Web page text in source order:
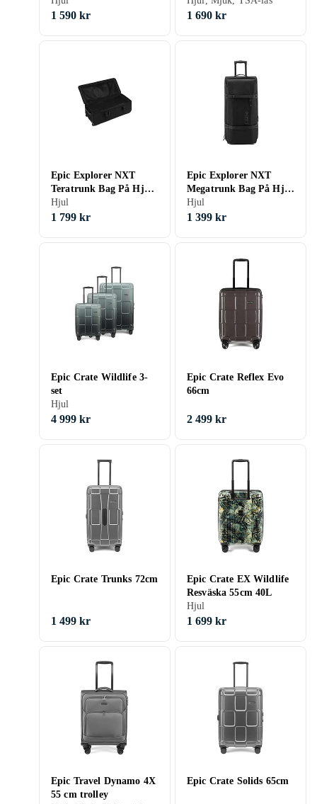
1 590 kr 1 690 kr
Epic Explorer NXT
Teratrunk Bag På Hjul
92cm
Hjul
1 799 kr
Epic Explorer NXT
Megatrunk Bag På Hjul
72cm 75L
Hjul
1 399 kr
Epic Crate Wildlife 3-
set
Hjul
4 999 kr
Epic Crate Reflex Evo
66cm
2 499 kr
Epic Crate Trunks 72cm
1 499 kr
Epic Crate EX Wildlife
Resväska 55cm 40L
Hjul
1 699 kr
Epic Travel Dynamo 4X
55 cm trolley
Epic Crate Solids 65cm